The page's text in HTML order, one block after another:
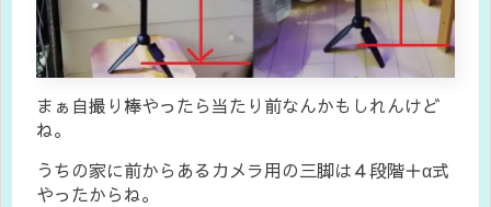
まぁ自撮り棒やったら当たり前なんかもしれんけど
ね。
うちの家に前からあるカメラ用の三脚は４段階＋α式
やったからね。